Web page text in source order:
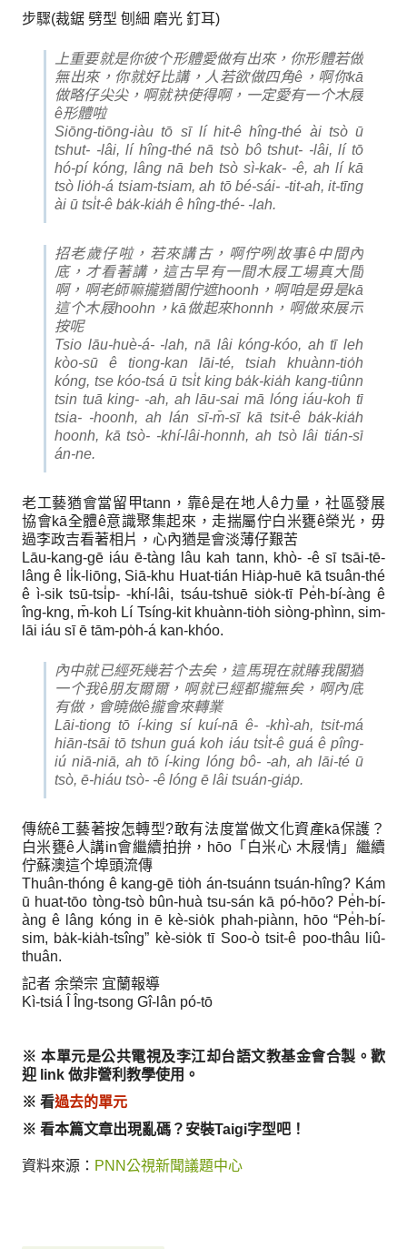
步驟(裁鋸 劈型 刨細 磨光 釘耳)
上重要就是你彼个形體愛做有出來，你形體若做
無出來，你就好比講，人若欲做四角ê，啊你kā
做略仔尖尖，啊就袂使得啊，一定愛有一个木屐
ê形體啦
Siōng-tiōng-iàu tō sī lí hit-ê hîng-thé ài tsò ū
tshut- -lâi, lí hîng-thé nā tsò bô tshut- -lâi, lí tō
hó-pí kóng, lâng nā beh tsò sì-kak- -ê, ah lí kā
tsò lio̍h-á tsiam-tsiam, ah tō bé-sái- -tit-ah, it-tīng
ài ū tsi̍t-ê ba̍k-kia̍h ê hîng-thé- -lah.
招老歲仔啦，若來講古，啊佇咧故事ê中間內
底，才看著講，這古早有一間木屐工場真大間
啊，啊老師嘛攏猶閣佇遮hoonh，啊咱是毋是kā
這个木屐hoohn，kā做起來honnh，啊做來展示
按呢
Tsio lāu-huè-á- -lah, nā lâi kóng-kóo, ah tī leh
kòo-sū ê tiong-kan lāi-té, tsiah khuànn-tio̍h
kóng, tse kóo-tsá ū tsi̍t king ba̍k-kia̍h kang-tiûnn
tsin tuā king- -ah, ah lāu-sai mā lóng iáu-koh tī
tsia- -hoonh, ah lán sī-m̄-sī kā tsit-ê ba̍k-kia̍h
hoonh, kā tsò- -khí-lâi-honnh, ah tsò lâi tián-sī
án-ne.
老工藝猶會當留甲tann，靠ê是在地人ê力量，社區發展
協會kā全體ê意識聚集起來，走揣屬佇白米甕ê榮光，毋
過李政吉看著相片，心內猶是會淡薄仔艱苦
Lāu-kang-gē iáu ē-tàng lâu kah tann, khò- -ê sī tsāi-tē-
lâng ê li̍k-liōng, Siā-khu Huat-tián Hia̍p-huē kā tsuân-thé
ê ì-sik tsū-tsi̍p- -khí-lâi, tsáu-tshuē sio̍k-tī Pe̍h-bí-àng ê
îng-kng, m̄-koh Lí Tsíng-kit khuànn-tio̍h siòng-phìnn, sim-
lāi iáu sī ē tām-po̍h-á kan-khóo.
內中就已經死幾若个去矣，這馬現在就賰我閣猶
一个我ê朋友爾爾，啊就已經都攏無矣，啊內底
有做，會曉做ê攏會來轉業
Lāi-tiong tō í-king sí kuí-nā ê- -khì-ah, tsit-má
hiān-tsāi tō tshun guá koh iáu tsi̍t-ê guá ê pîng-
iú niā-niā, ah tō í-king lóng bô- -ah, ah lāi-té ū
tsò, ē-hiáu tsò- -ê lóng ē lâi tsuán-gia̍p.
傳統ê工藝著按怎轉型?敢有法度當做文化資產kā保護？
白米甕ê人講in會繼續拍拚，hōo「白米心 木屐情」繼續
佇蘇澳這个埠頭流傳
Thuân-thóng ê kang-gē tio̍h án-tsuánn tsuán-hîng? Kám
ū huat-tōo tòng-tsò bûn-huà tsu-sán kā pó-hōo? Pe̍h-bí-
àng ê lâng kóng in ē kè-sio̍k phah-piànn, hōo “Pe̍h-bí-
sim, ba̍k-kia̍h-tsîng” kè-sio̍k tī Soo-ò tsit-ê poo-thâu liû-
thuân.
記者 余榮宗 宜蘭報導
Kì-tsiá Î Îng-tsong Gî-lân pó-tō
※ 本單元是公共電視及李江却台語文教基金會合製。歡
迎 link 做非營利教學使用。
※ 看過去的單元
※ 看本篇文章出現亂碼？安裝Taigi字型吧！
資料來源： PNN公視新聞議題中心